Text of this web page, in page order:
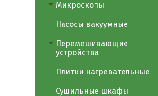
Микроскопы
Насосы вакуумные
Перемешивающие
устройства
Плитки нагревательные
Сушильные шкафы